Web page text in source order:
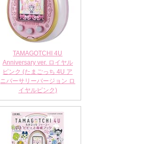
TAMAGOTCHI 4U
Anniversary ver. ロイヤル
ピンク (たまごっち 4U ア
ニバーサリーバージョン ロ
イヤルピンク)